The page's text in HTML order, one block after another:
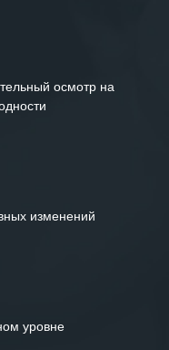
осмотр на
изменений
уровне